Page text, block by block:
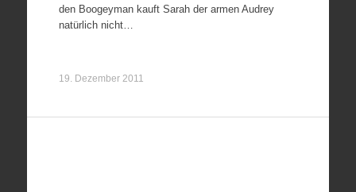
den Boogeyman kauft Sarah der armen Audrey
natürlich nicht…
19. Dezember 2011